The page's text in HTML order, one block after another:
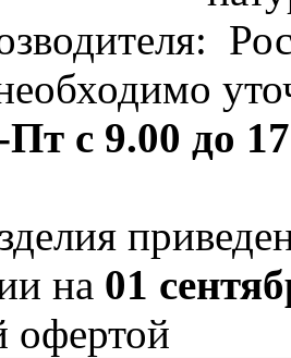
с 9.00 до
на 01
офертой